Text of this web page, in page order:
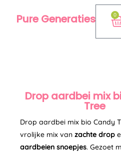
Pure Generaties 0
Drop aardbei mix
Tree
Drop aardbei mix bio Candy
vrolijke mix van zachte drop
aardbeien snoepjes. Gezoet